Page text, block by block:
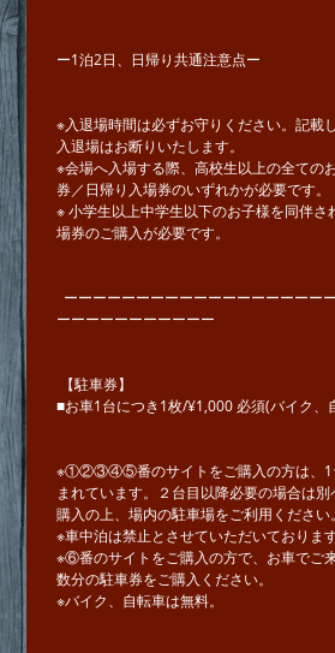
ー1泊2日、日帰り共通注意点ー
※入退場時間は必ずお守りください。記載
入退場はお断りいたします。
※会場へ入場する際、高校生以上の全ての
券／日帰り入場券のいずれかが必要です。
※ ⼩学⽣以上中学⽣以下のお子様を同伴さ
場券のご購入が必要です。
ーーーーーーーーーーーーーーーーーー
ーーーーーーーーーーー
【駐車券】
■お車1台につき1枚/¥1,000 必須(バイク、
※①②③④⑤番のサイトをご購入の方は、1
まれています。２台目以降必要の場合は
購入の上、場内の駐車場をご利用ください。
※車中泊は禁止とさせていただいております
※⑥番のサイトをご購入の方で、お車でご
数分の駐車券をご購入ください。
※バイク、自転車は無料。